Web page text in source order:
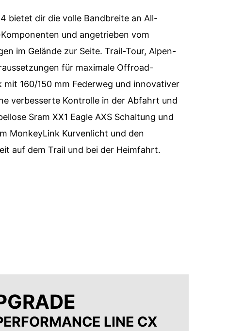
bietet dir die volle Bandbreite an All-
und angetrieben vom
im Gelände zur Seite. Trail-Tour, Alpen-
für maximale Offroad-
160/150 mm Federweg und innovativer
verbesserte Kontrolle in der Abfahrt und
Sram XX1 Eagle AXS Schaltung und
MonkeyLink Kurvenlicht und den
auf dem Trail und bei der Heimfahrt.
LINE CX